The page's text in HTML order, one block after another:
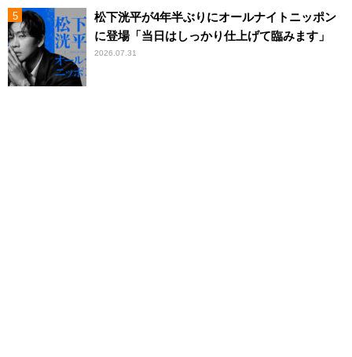
松下洸平が4年半ぶりにオールナイトニッポン
に登場「当日はしっかり仕上げて臨みます」
2026.07.31